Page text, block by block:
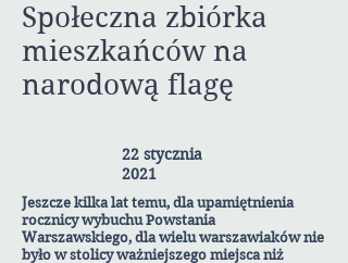
Społeczna zbiórka
mieszkańców na
narodową flagę
22 stycznia
2021
Jeszcze kilka lat temu, dla upamiętnienia
rocznicy wybuchu Powstania
Warszawskiego, dla wielu warszawiaków nie
było w stolicy ważniejszego miejsca niż